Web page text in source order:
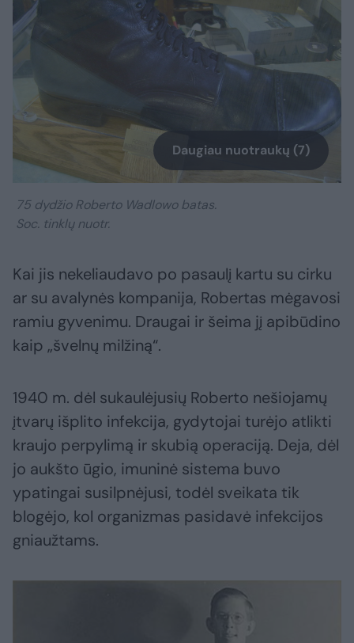
Daugiau nuotraukų (7)
75 dydžio Roberto Wadlowo batas.
Soc. tinklų nuotr.
Kai jis nekeliaudavo po pasaulį kartu su cirku
ar su avalynės kompanija, Robertas mėgavosi
ramiu gyvenimu. Draugai ir šeima jį apibūdino
kaip „švelnų milžiną“.
1940 m. dėl sukaulėjusių Roberto nešiojamų
įtvarų išplito infekcija, gydytojai turėjo atlikti
kraujo perpylimą ir skubią operaciją. Deja, dėl
jo aukšto ūgio, imuninė sistema buvo
ypatingai susilpnėjusi, todėl sveikata tik
blogėjo, kol organizmas pasidavė infekcijos
gniaužtams.